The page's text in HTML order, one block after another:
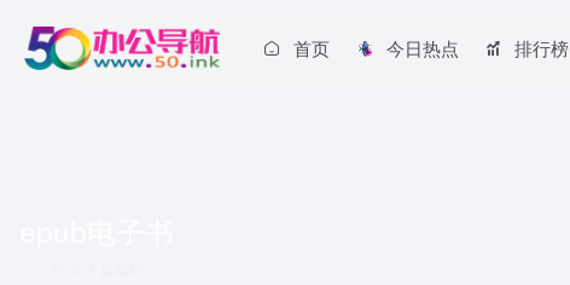
首页 今日热点 排行榜